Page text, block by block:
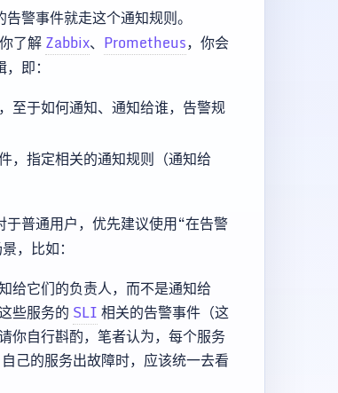
警事件就走这个通知规则。
了解Zabbix、 Prometheus，你会
即：
至于如何通知、通知给谁，告警规
，指定相关的通知规则（通知给
普通用户，优先建议使用“在告警
，比如：
给它们的负责人，而不是通知给
些服务的 SLI相关的告警事件（这
你自行斟酌，笔者认为，每个服务
己的服务出故障时，应该统一去看